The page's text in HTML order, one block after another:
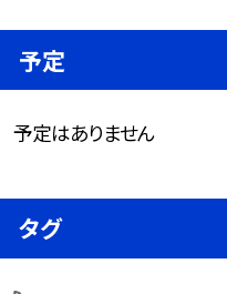
予定
予定はありません
タグ